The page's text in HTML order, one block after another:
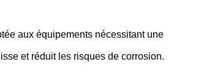
aux équipements nécessitant une
et réduit les risques de corrosion.